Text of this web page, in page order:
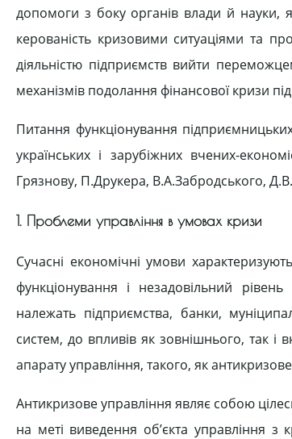
допомоги з боку органів влади й науки,
керованість кризовими ситуаціями та
діяльністю підприємств вийти
механізмів подолання фінансової кризи
Питання функціонування
українських і зарубіжних вчених-
Грязнову, П.Друкера, В.А.Забродського,
1. Проблеми управління в умовах кризи
Сучасні економічні умови
функціонування і незадовільний
належать підприємства, банки,
систем, до впливів як зовнішнього, так і
апарату управління, такого, як
Антикризове управління являє собою
на меті виведення об’єкта управління з